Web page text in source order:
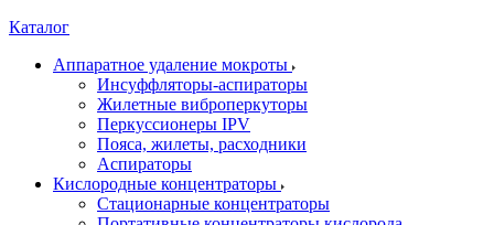
Каталог
Аппаратное удаление мокроты
Инсуффляторы-аспираторы
Жилетные виброперкуторы
Перкуссионеры IPV
Пояса, жилеты, расходники
Аспираторы
Кислородные концентраторы
Стационарные концентраторы